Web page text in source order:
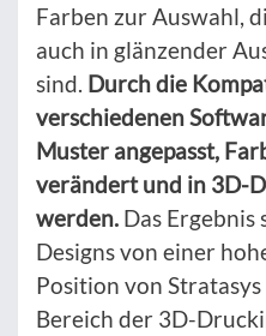
Farben zur Auswahl,
auch in glänzender
sind. Durch die
verschiedenen
Muster angepasst,
verändert und in 3D-
werden. Das
Designs von einer
Position von
Bereich der 3D-